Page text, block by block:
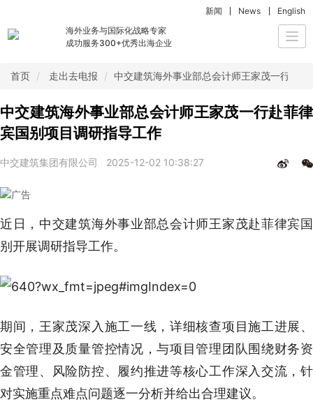
海外业务与国际化战略专家
成功服务300+优秀出海企业
新闻 News English
首页 走出去电报 中交建筑海外事业部总会计师王家茂一行赴
中交建筑海外事业部总会计师王家茂一行赴菲律
宾国别项目调研指导工作
中交建筑集团有限公司 2025-12-02 10:38:27
近日，中交建筑海外事业部总会计师王家茂赴菲律宾国
别开展调研指导工作。
期间，王家茂深入施工一线，详细核查项目施工进展、
安全管理及质量管控情况，与项目管理团队围绕财务资
金管理、风险防控、履约推进等核心工作深入交流，针
对实施重点难点问题逐一分析并给出合理建议。